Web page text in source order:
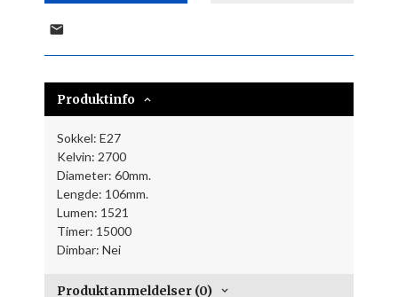
Produktinfo
Sokkel: E27
Kelvin: 2700
Diameter: 60mm.
Lengde: 106mm.
Lumen: 1521
Timer: 15000
Dimbar: Nei
Produktanmeldelser (0)